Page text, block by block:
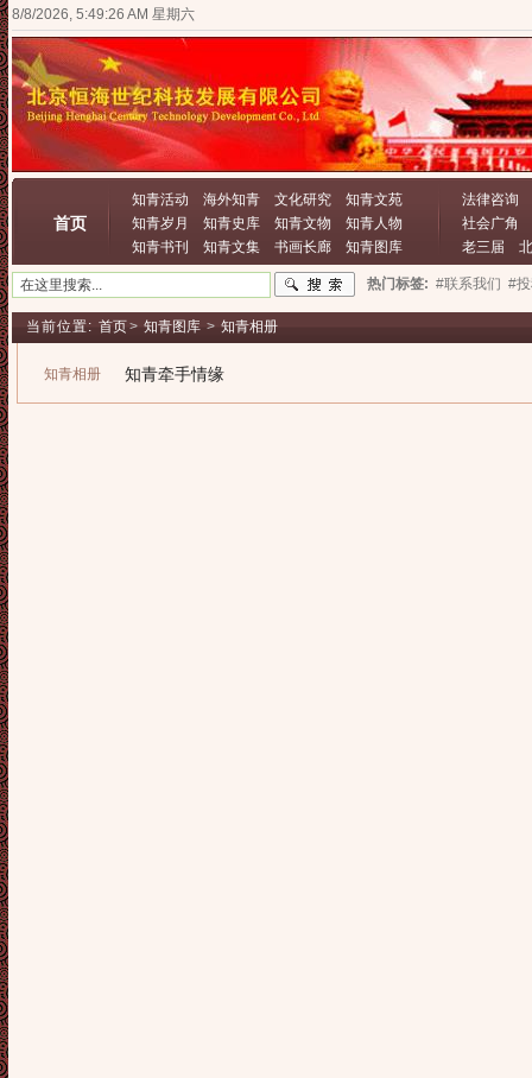
8/8/2026, 5:49:26 AM 星期六
首页
知青活动 海外知青 文化研究
知青文苑
知青岁月
知青史库 知青文物
知青人物
知青书刊
知青文集 书画长廊 知青图库
法律咨询
社会广角
老三届
热门标签: #联系我们 #
当前位置: 首页> 知青图库 > 知青相册
知青相册 知青牵手情缘